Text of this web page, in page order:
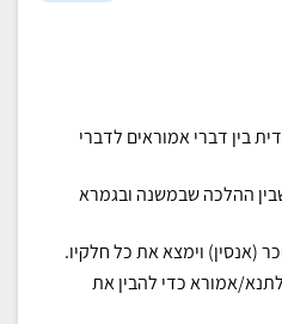
בין דברי אמוראים לדברי
ההלכה שבמשנה ובגמרא
(אנסין) וימצא את כל חלקיו.
אמורא כדי להבין את